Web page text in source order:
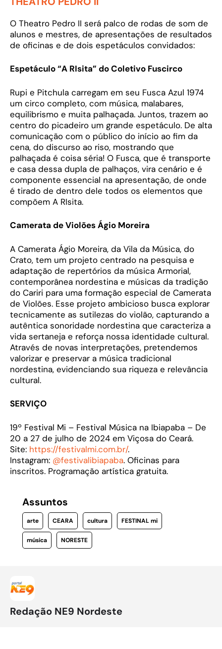
O Theatro Pedro II será palco de rodas de som de
alunos e mestres, de apresentações de resultados
de oficinas e de dois espetáculos convidados:
Espetáculo “A RIsita” do Coletivo Fuscirco
Rupi e Pitchula carregam em seu Fusca Azul 1974
um circo completo, com música, malabares,
equilibrismo e muita palhaçada. Juntos, trazem ao
centro do picadeiro um grande espetáculo. De alta
comunicação com o público do início ao fim da
cena, do discurso ao riso, mostrando que
palhaçada é coisa séria! O Fusca, que é transporte
e casa dessa dupla de palhaços, vira cenário e é
componente essencial na apresentação, de onde
é tirado de dentro dele todos os elementos que
compõem A RIsita.
Camerata de Violões Ágio Moreira
A Camerata Ágio Moreira, da Vila da Música, do
Crato, tem um projeto centrado na pesquisa e
adaptação de repertórios da música Armorial,
contemporânea nordestina e músicas da tradição
do Cariri para uma formação especial de Camerata
de Violões. Esse projeto ambicioso busca explorar
tecnicamente as sutilezas do violão, capturando a
autêntica sonoridade nordestina que caracteriza a
vida sertaneja e reforça nossa identidade cultural.
Através de novas interpretações, pretendemos
valorizar e preservar a música tradicional
nordestina, evidenciando sua riqueza e relevância
cultural.
SERVIÇO
19º Festival Mi – Festival Música na Ibiapaba – De
20 a 27 de julho de 2024 em Viçosa do Ceará.
Site: https://festivalmi.com.br/.
Instagram: @festivalibiapaba. Oficinas para
inscritos. Programação artística gratuita.
Assuntos
arte CEARA cultura FESTINAL mi
música NORESTE
Redação NE9 Nordeste